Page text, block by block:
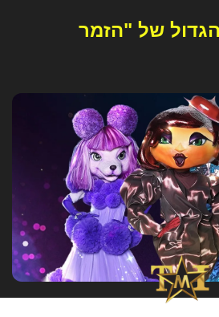
של "הזמר